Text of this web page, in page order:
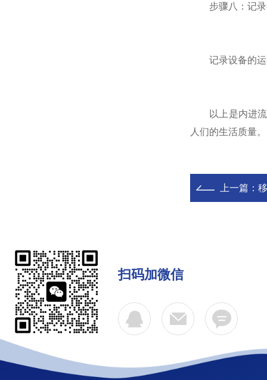
步骤八：记录
记录设备的运
以上是内进流
人们的生活质量。
上一篇：
扫码加微信